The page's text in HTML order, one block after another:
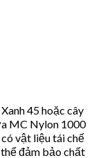
45 hoặc cây
MC Nylon 1000
vật liệu tái chế
đảm bảo chất